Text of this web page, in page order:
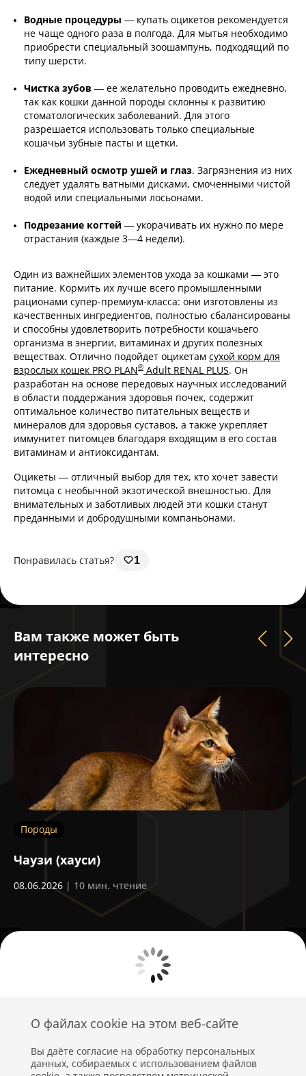
Водные процедуры — купать оцикетов рекомендуется
не чаще одного раза в полгода. Для мытья необходимо
приобрести специальный зоошампунь, подходящий по
типу шерсти.
Чистка зубов — ее желательно проводить ежедневно,
так как кошки данной породы склонны к развитию
стоматологических заболеваний. Для этого
разрешается использовать только специальные
кошачьи зубные пасты и щетки.
Ежедневный осмотр ушей и глаз. Загрязнения из них
следует удалять ватными дисками, смоченными чистой
водой или специальными лосьонами.
Подрезание когтей — укорачивать их нужно по мере
отрастания (каждые 3—4 недели).
Один из важнейших элементов ухода за кошками — это
питание. Кормить их лучше всего промышленными
рационами супер-премиум-класса: они изготовлены из
качественных ингредиентов, полностью сбалансированы
и способны удовлетворить потребности кошачьего
организма в энергии, витаминах и других полезных
веществах. Отлично подойдет оцикетам сухой корм для
взрослых кошек PRO PLAN® Adult RENAL PLUS. Он
разработан на основе передовых научных исследований
в области поддержания здоровья почек, содержит
оптимальное количество питательных веществ и
минералов для здоровья суставов, а также укрепляет
иммунитет питомцев благодаря входящим в его состав
витаминам и антиоксидантам.
Оцикеты — отличный выбор для тех, кто хочет завести
питомца с необычной экзотической внешностью. Для
внимательных и заботливых людей эти кошки станут
преданными и добродушными компаньонами.
Понравилась статья? 1
Вам также может быть
интересно
Породы
Чаузи (хауси)
08.06.2026 | 10 мин. чтение
О файлах cookie на этом веб-сайте
Вы даёте согласие на обработку персональных
данных, собираемых с использованием файлов